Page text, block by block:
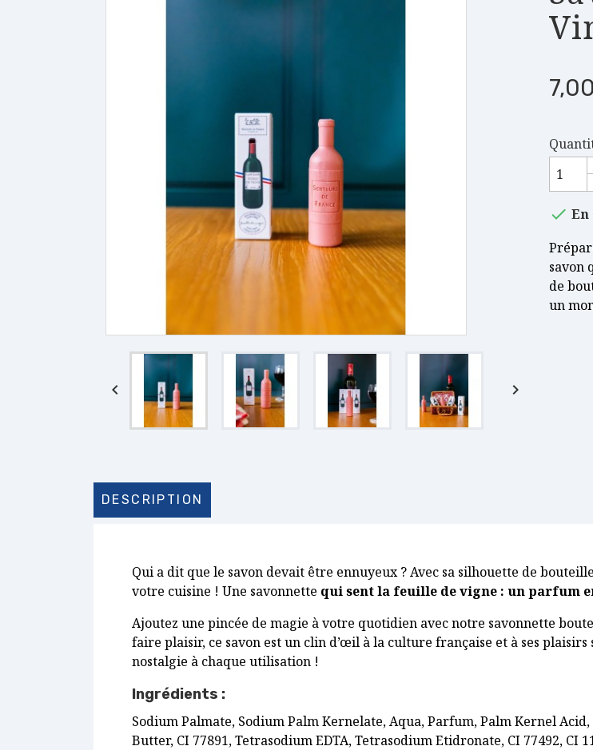
 
 En
savon
de
un
DESCRIPTION
Qui a dit que le savon devait être ennuyeux ? Avec sa silhouette de
votre cuisine ! Une savonnette qui sent la feuille de vigne : un parfum
Ajoutez une pincée de magie à votre quotidien avec notre savonnette
faire plaisir, ce savon est un clin d’œil à la culture française et à ses
nostalgie à chaque utilisation !
Ingrédients :
Sodium Palmate, Sodium Palm Kernelate, Aqua, Parfum, Palm Kernel
Butter, CI 77891, Tetrasodium EDTA, Tetrasodium Etidronate, CI 77492, CI